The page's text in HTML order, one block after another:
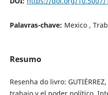
Palavras-chave: Mexico ,
Resumo
Resenha do livro: